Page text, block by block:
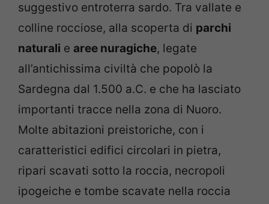
suggestivo entroterra sardo. Tra vallate e
colline rocciose, alla scoperta di parchi
naturali e aree nuragiche, legate
all’antichissima civiltà che popolò la
Sardegna dal 1.500 a.C. e che ha lasciato
importanti tracce nella zona di Nuoro.
Molte abitazioni preistoriche, con i
caratteristici edifici circolari in pietra,
ripari scavati sotto la roccia, necropoli
ipogeiche e tombe scavate nella roccia